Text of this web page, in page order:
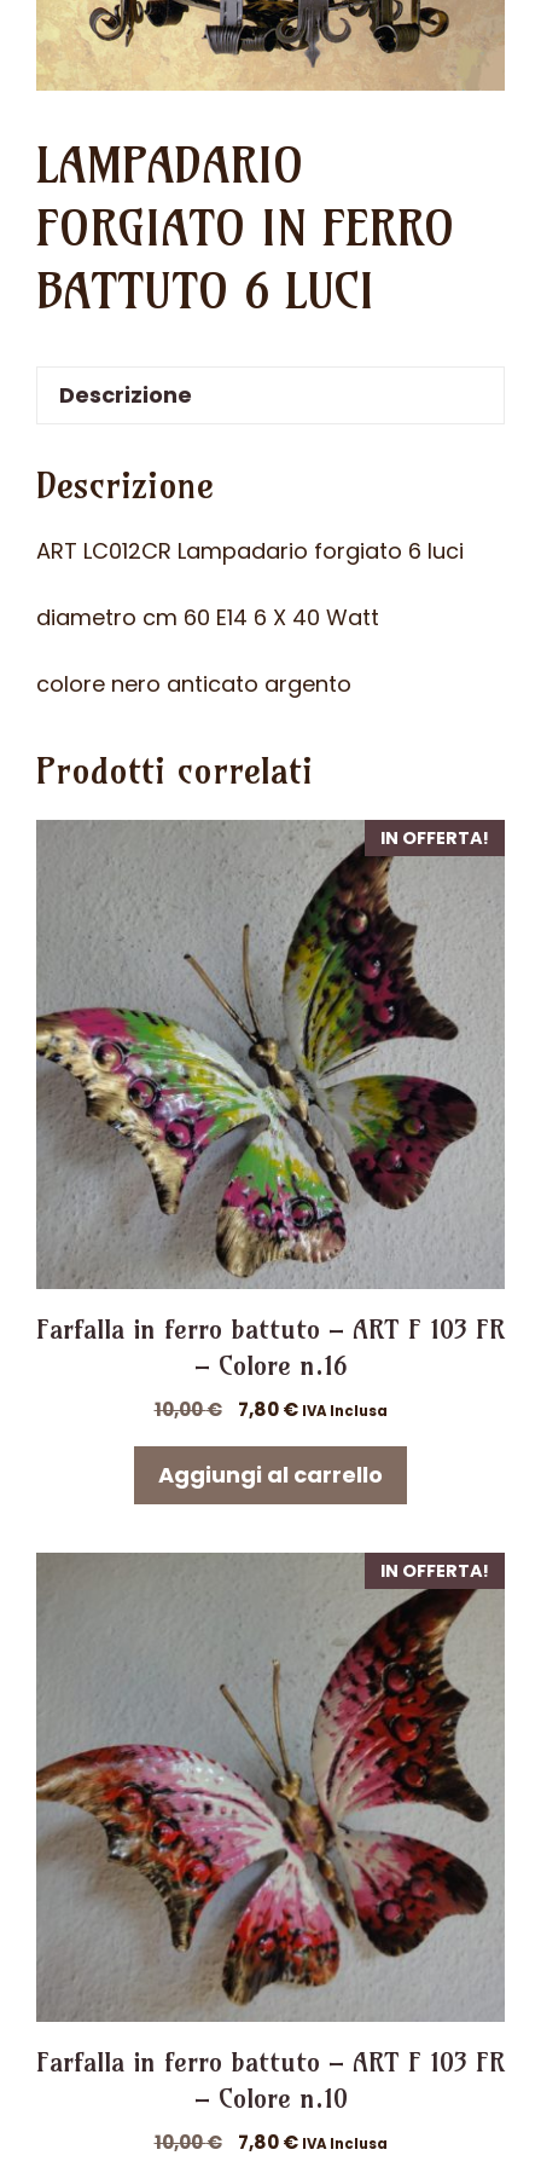
LAMPADARIO
FORGIATO IN FERRO
BATTUTO 6 LUCI
Descrizione
Descrizione
ART LC012CR Lampadario forgiato 6 luci
diametro cm 60 E14 6 X 40 Watt
colore nero anticato argento
Prodotti correlati
IN OFFERTA!
Farfalla in ferro battuto – ART F 103 FR
– Colore n.16
10,00€
Il
originale
era:
7,80€Il
attuale
IVA Inclusa
Aggiungi al carrello
IN OFFERTA!
Farfalla in ferro battuto – ART F 103 FR
– Colore n.10
10,00€
Il
7,80€IlIVA Inclusa